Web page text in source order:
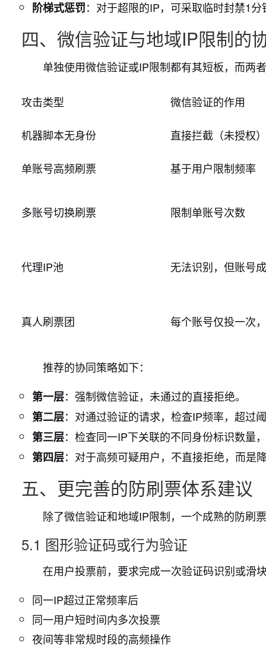
阶梯式惩罚：对于超限的IP，可采取临时封禁1
四、微信验证与地域IP限制的
单独使用微信验证或IP限制都有其短板，而两
攻击类型 微信验证的作用
机器脚本无身份 直接拦截（未授权）
单账号高频刷票 基于用户限制频率
多账号切换刷票 限制单账号次数
代理IP池 无法识别，但账号
真人刷票团 每个账号仅投一次
推荐的协同策略如下：
第一层：强制微信验证，未通过的直接拒绝。
第二层：对通过验证的请求，检查IP频率，超过
第三层：检查同一IP下关联的不同身份标识数量
第四层：对于高频可疑用户，不直接拒绝，而是
五、更完善的防刷票体系建议
除了微信验证和地域IP限制，一个成熟的防刷
5.1 图形验证码或行为验证
在用户投票前，要求完成一次验证码识别或滑
同一IP超过正常频率后
同一用户短时间内多次投票
夜间等非常规时段的高频操作